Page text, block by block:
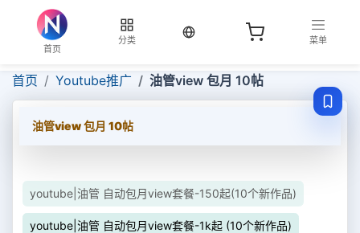
首页
分类
当前语言：中文
菜单
首页 Youtube推广 油管view 包月 10帖
油管view 包月 10帖
youtube|油管 自动包月view套餐-150起(10个新作品)
youtube|油管 自动包月view套餐-1k起 (10个新作品)